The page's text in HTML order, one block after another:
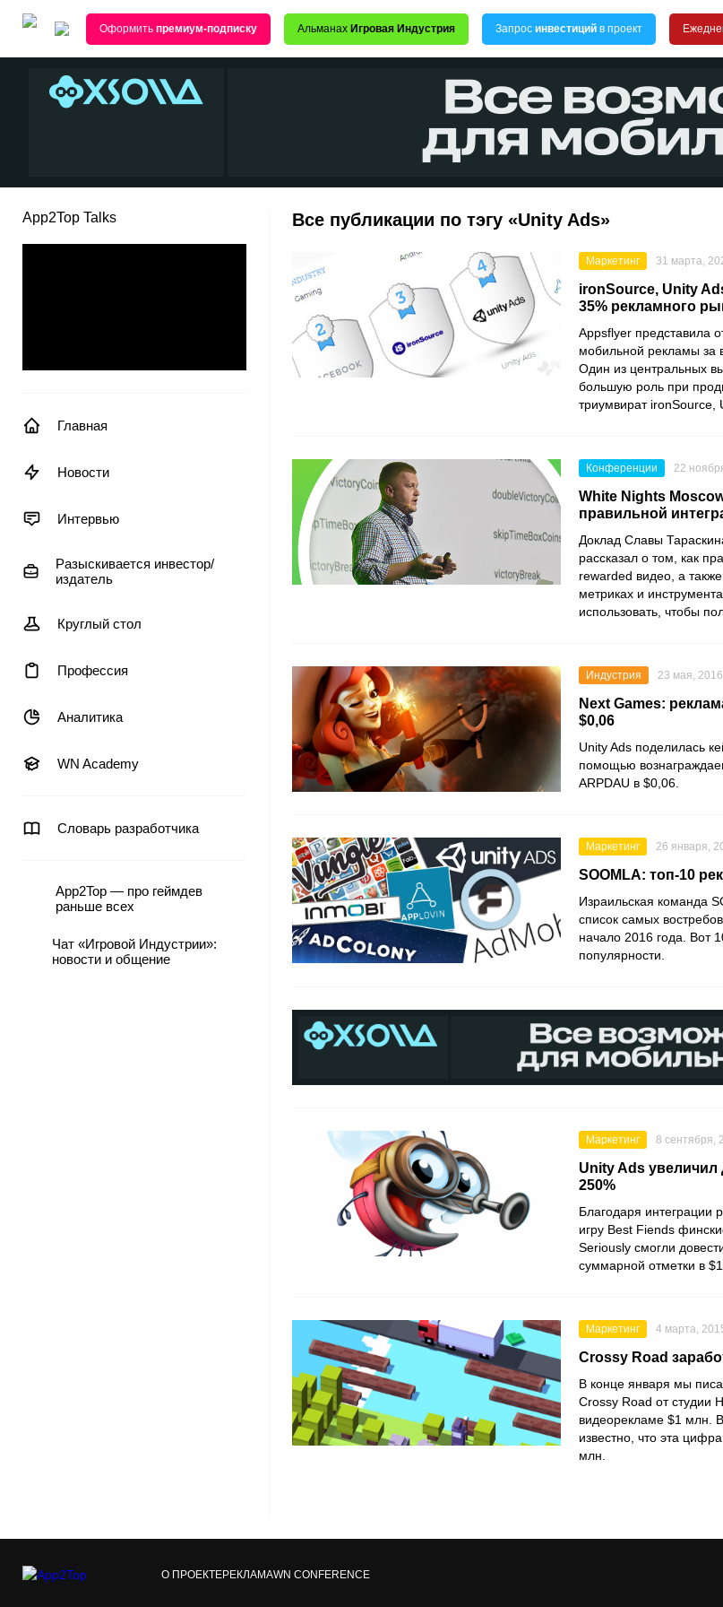
Оформить премиум-подписку Альманах Игровая Индустрия Запрос инвестиций в проект
App2Top Talks
Главная
Новости
Интервью
Разыскивается инвестор/
издатель
Круглый стол
Профессия
Аналитика
WN Academy
Словарь разработчика
App2Top — про геймдев
раньше всех
Чат «Игровой Индустрии»:
новости и общение
Все публикации по тэгу «Unity Ads»
Маркетинг 31 марта,
ironSource, Unity
35% рекламного
Appsflyer представила
мобильной рекламы за
Один из центральных
большую роль при
триумвират ironSource
Конференции 22
White Nights
правильной
Доклад Славы
рассказал о том, как
rewarded видео, а
метриках и
использовать, чтобы
Индустрия 23 мая, 2016
Next Games:
$0,06
Unity Ads поделилась
помощью
ARPDAU в $0,06.
Маркетинг 26 января,
SOOMLA: топ-10
Израильская команда
список самых
начало 2016 года. Вот
популярности.
Маркетинг 8 сентября,
Unity Ads
250%
Благодаря интеграции
игру Best Fiends
Seriously смогли
суммарной отметки в
Маркетинг 4 марта,
Crossy Road
В конце января мы
Crossy Road от студии
видеорекламе $1 млн.
известно, что эта
млн.
О ПРОЕКТЕРЕКЛАМАWN CONFERENCE